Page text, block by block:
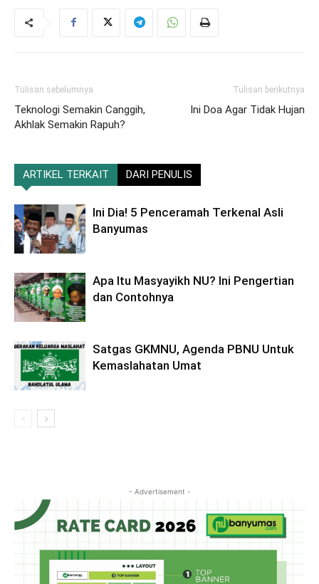
Tulisan sebelumnya
Teknologi Semakin Canggih,
Akhlak Semakin Rapuh?
Tulisan berikutnya
Ini Doa Agar Tidak Hujan
ARTIKEL TERKAIT DARI PENULIS
Ini Dia! 5 Penceramah Terkenal Asli
Banyumas
Apa Itu Masyayikh NU? Ini Pengertian
dan Contohnya
Satgas GKMNU, Agenda PBNU Untuk
Kemaslahatan Umat
- Advertisement -